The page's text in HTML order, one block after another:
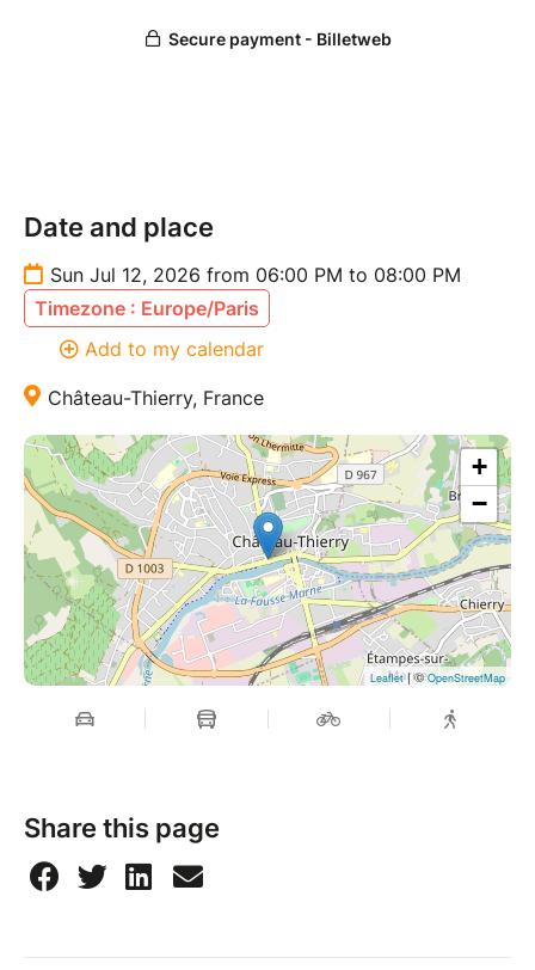
Date and place
Sun Jul 12, 2026 from 06:00 PM to 08:00 PM
Timezone : Europe/Paris
Add to my calendar
Château-Thierry, France
+
−
Leaflet| ©OpenStreetMap
Share this page